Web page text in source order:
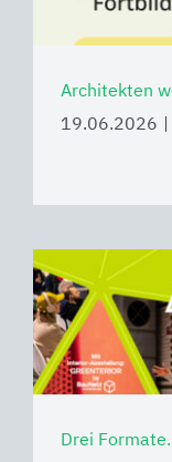
Architekten
19.06.2026
Drei